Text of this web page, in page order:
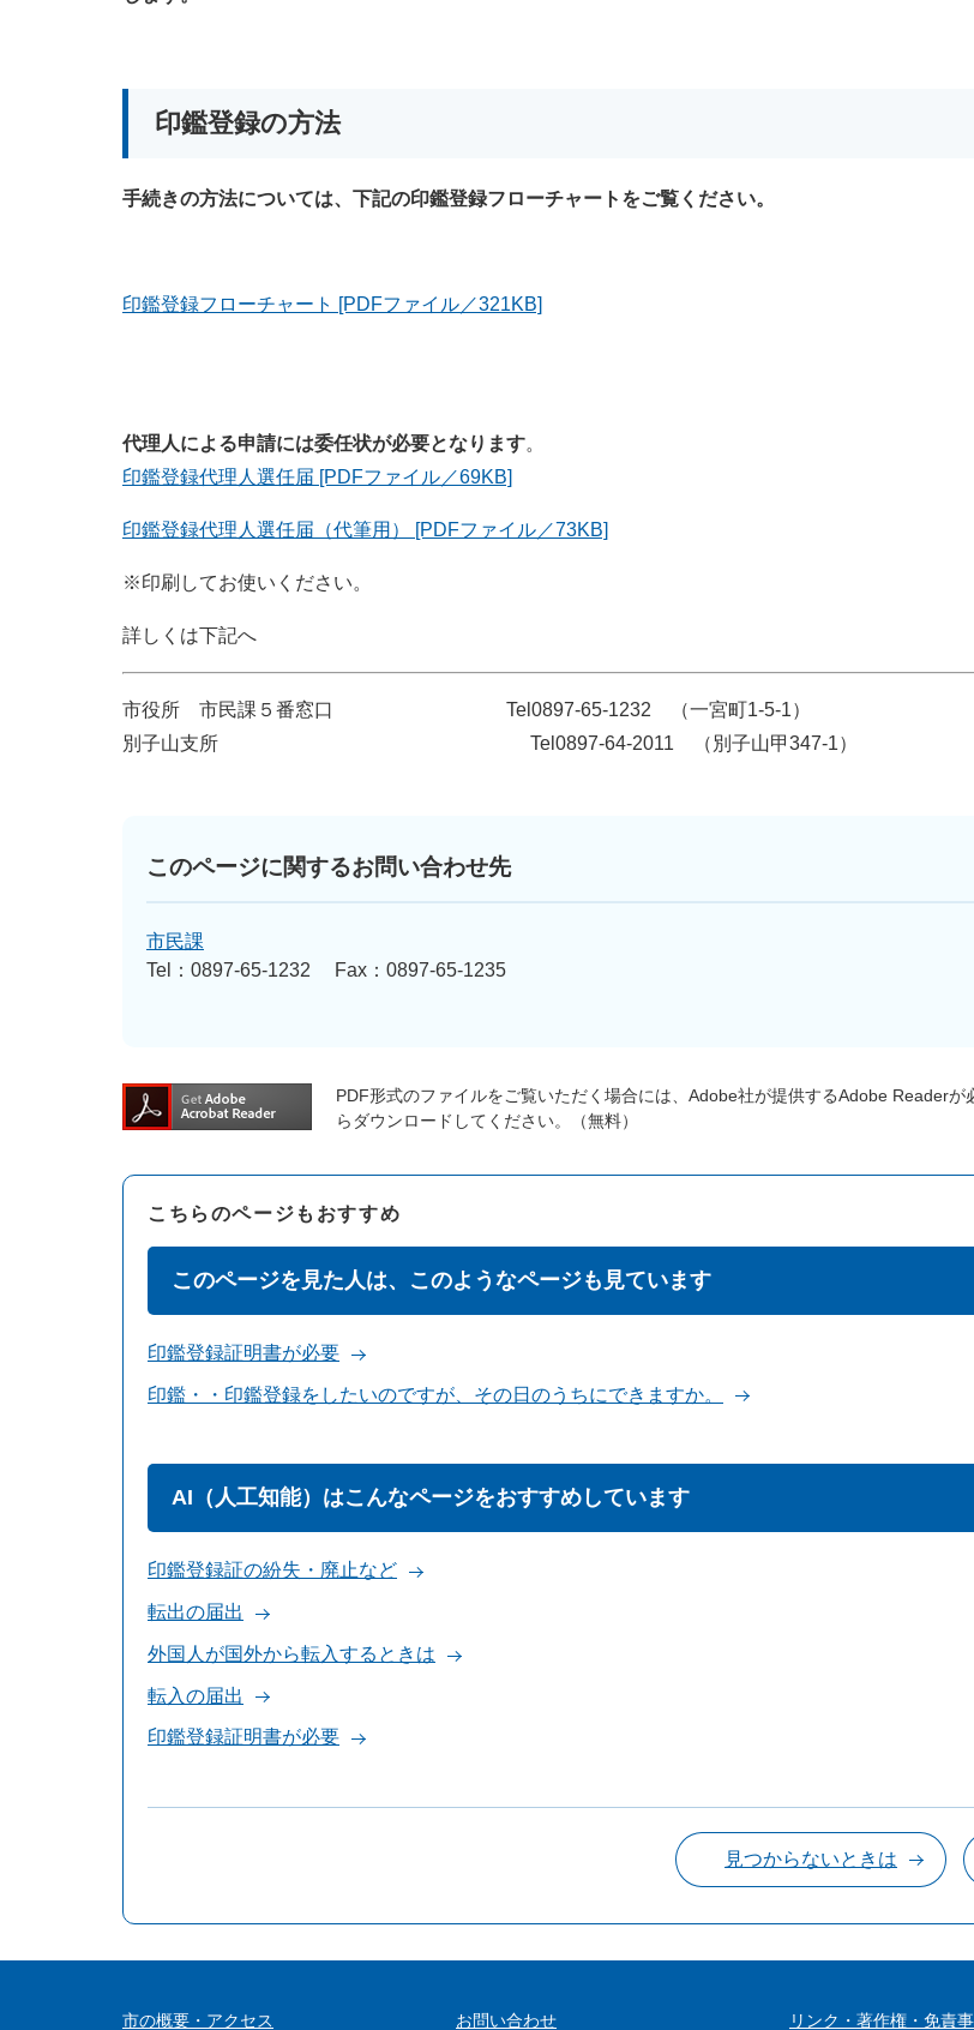
印鑑登録の方法
手続きの方法については、下記の印鑑登録フローチャートをご覧ください。
印鑑登録フローチャート [PDFファイル／321KB]
代理人による申請には委任状が必要となります。
印鑑登録代理人選任届 [PDFファイル／69KB]
印鑑登録代理人選任届（代筆用） [PDFファイル／73KB]
※印刷してお使いください。
詳しくは下記へ
市役所 市民課５番窓口 Tel0897-65-1232 （一宮町1-5-1）
別子山支所 Tel0897-64-2011 （別子山甲347-1）
このページに関するお問い合わせ先
市民課
Tel：0897-65-1232
Fax：0897-65-1235
PDF形式のファイルをご覧いただく場合には、Adobe社が提供するAdobe Readerが
らダウンロードしてください。（無料）
こちらのページもおすすめ
このページを見た人は、このようなページも見ています
印鑑登録証明書が必要
印鑑・・印鑑登録をしたいのですが、その日のうちにできますか。
AI（人工知能）はこんなページをおすすめしています
印鑑登録証の紛失・廃止など
転出の届出
外国人が国外から転入するときは
転入の届出
印鑑登録証明書が必要
見つからないときは
市の概要・アクセス お問い合わせ リンク・著作権・免責